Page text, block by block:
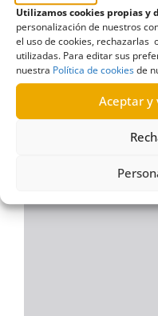
Utilizamos cookies propias y
personalización de nuestros
el uso de cookies, rechazarlas
utilizadas. Para editar sus
nuestra Política de cookiesde
Aceptar y